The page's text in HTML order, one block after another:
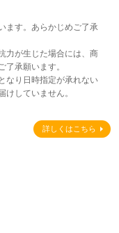
ます。あらかじめご了承
力が生じた場合には、商
承願います。
なり日時指定が承れない
していません。
詳しくはこちら